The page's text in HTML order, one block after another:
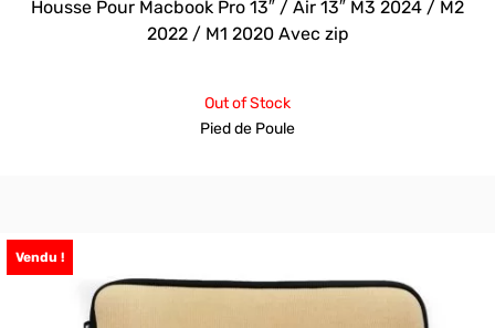
Housse Pour Macbook Pro 13″ / Air 13″ M3 2024 / M2
2022 / M1 2020 Avec zip
Out of Stock
Pied de Poule
Vendu !